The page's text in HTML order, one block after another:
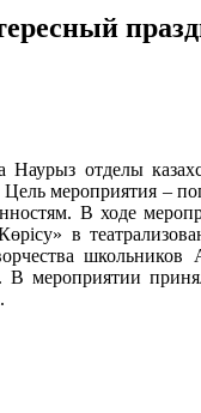
отделы
мероприятия –
В ходе
в
В мероприятии